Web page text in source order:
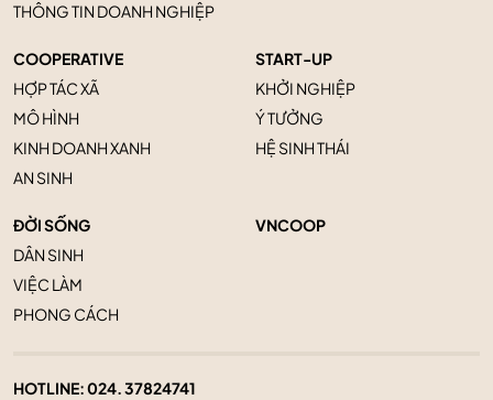
THÔNG TIN DOANH NGHIỆP
COOPERATIVE
HỢP TÁC XÃ
MÔ HÌNH
KINH DOANH XANH
AN SINH
START-UP
KHỞI NGHIỆP
Ý TƯỞNG
HỆ SINH THÁI
ĐỜI SỐNG
DÂN SINH
VIỆC LÀM
PHONG CÁCH
VNCOOP
HOTLINE:024. 37824741